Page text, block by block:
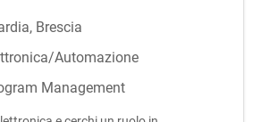
, Brescia
Automazione
Management